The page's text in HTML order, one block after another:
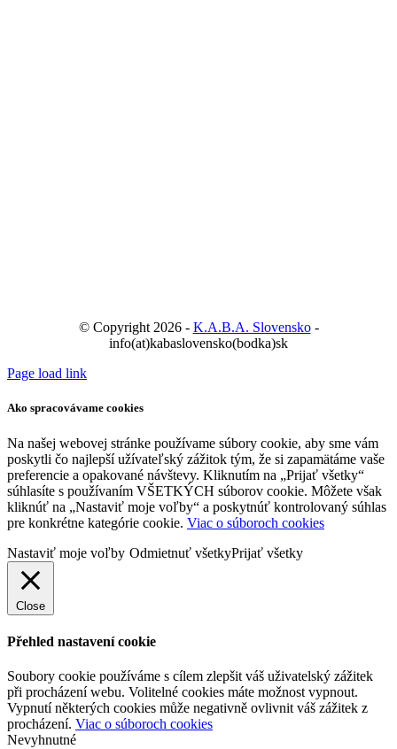
© Copyright 2026 - K.A.B.A. Slovensko-
info(at)kabaslovensko(bodka)sk
Page load link
Ako spracovávame cookies
Na našej webovej stránke používame súbory cookie, aby sme vám
poskytli čo najlepší užívateľský zážitok tým, že si zapamätáme vaše
preferencie a opakované návštevy. Kliknutím na „Prijať všetky“
súhlasíte s používaním VŠETKÝCH súborov cookie. Môžete však
kliknúť na „Nastaviť moje voľby“ a poskytnúť kontrolovaný súhlas
pre konkrétne kategórie cookie. Viac o súboroch cookies
Nastaviť moje voľby Odmietnuť všetkyPrijať všetky
Close
Přehled nastavení cookie
Soubory cookie používáme s cílem zlepšit váš uživatelský zážitek
při procházení webu. Volitelné cookies máte možnost vypnout.
Vypnutí některých cookies může negativně ovlivnit váš zážitek z
procházení. Viac o súboroch cookies
Nevyhnutné